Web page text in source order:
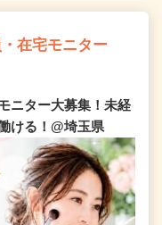
在宅モニター
ニター大募集！未経
ける！@埼玉県